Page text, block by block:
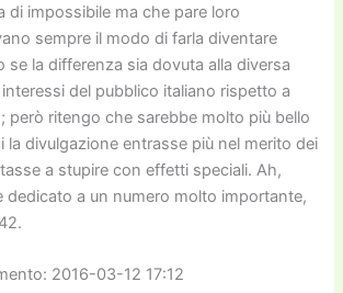
di impossibile ma che pare loro
sempre il modo di farla diventare
se la differenza sia dovuta alla diversa
del pubblico italiano rispetto a
però ritengo che sarebbe molto più bello
la divulgazione entrasse più nel merito dei
a stupire con effetti speciali. Ah,
dedicato a un numero molto importante,
2016-03-12 17:12